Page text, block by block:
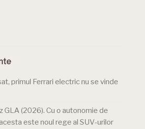
primul Ferrari electric nu se vinde
GLA (2026). Cu o autonomie de
este noul rege al SUV-urilor